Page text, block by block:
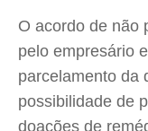
O acordo de não
pelo empresário
parcelamento da
possibilidade de
doações de